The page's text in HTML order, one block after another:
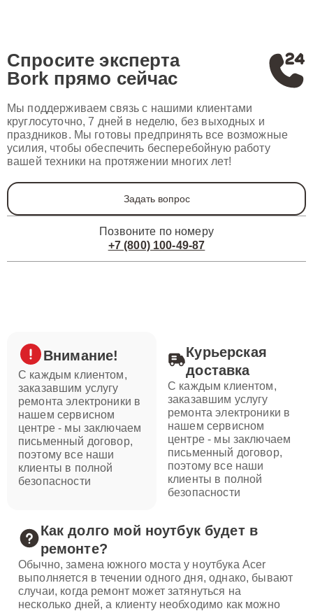
Спросите эксперта
Bork прямо сейчас
Мы поддерживаем связь с нашими клиентами
круглосуточно, 7 дней в неделю, без выходных и
праздников. Мы готовы предпринять все возможные
усилия, чтобы обеспечить бесперебойную работу
вашей техники на протяжении многих лет!
Задать вопрос
Позвоните по номеру
+7 (800) 100-49-87
Внимание!
С каждым клиентом,
заказавшим услугу
ремонта электроники в
нашем сервисном
центре - мы заключаем
письменный договор,
поэтому все наши
клиенты в полной
безопасности
Курьерская
доставка
С каждым клиентом,
заказавшим услугу
ремонта электроники в
нашем сервисном
центре - мы заключаем
письменный договор,
поэтому все наши
клиенты в полной
безопасности
Как долго мой ноутбук будет в
ремонте?
Обычно, замена южного моста у ноутбука Acer
выполняется в течении одного дня, однако, бывают
случаи, когда ремонт может затянуться на
несколько дней, а клиенту необходимо как можно